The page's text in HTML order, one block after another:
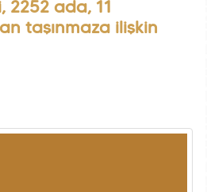
2252 ada, 11
taşınmaza ilişkin